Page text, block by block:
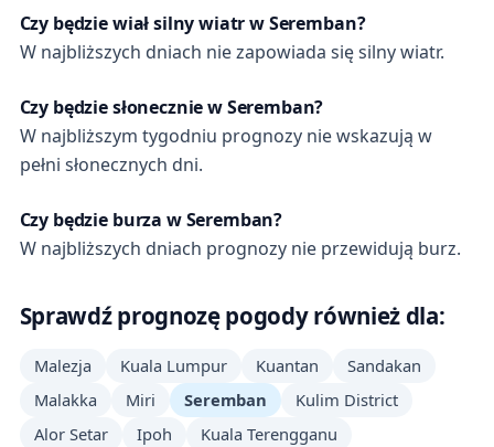
Czy będzie wiał silny wiatr w Seremban?
W najbliższych dniach nie zapowiada się silny wiatr.
Czy będzie słonecznie w Seremban?
W najbliższym tygodniu prognozy nie wskazują w
pełni słonecznych dni.
Czy będzie burza w Seremban?
W najbliższych dniach prognozy nie przewidują burz.
Sprawdź prognozę pogody również dla:
Malezja Kuala Lumpur Kuantan
Sandakan
Malakka
Miri Seremban
Kulim District
Alor Setar
Ipoh Kuala Terengganu